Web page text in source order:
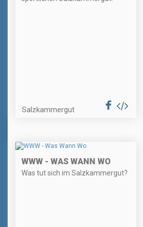
Salzkammergut
WWW - WAS WANN WO
Was tut sich im Salzkammergut?